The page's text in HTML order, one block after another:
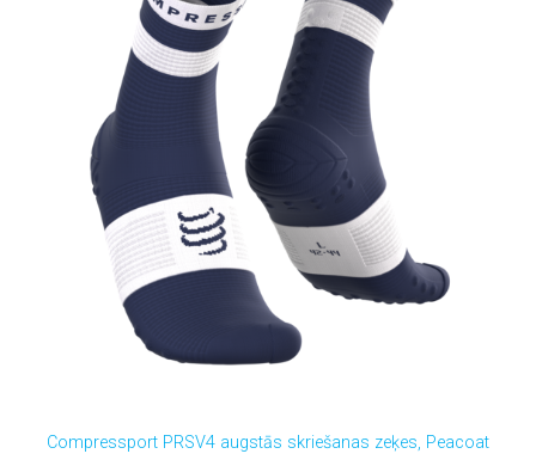
Compressport PRSV4 augstās skriešanas zeķes, Peacoat